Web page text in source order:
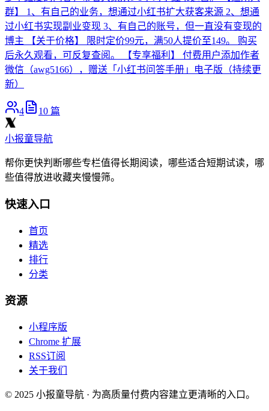
群】 1、有自己的业务，想通过小红书扩大获客来源 2、想通
过小红书实现副业变现 3、有自己的账号，但一直没有变现的
博主 【关于价格】 限时定价99元，满50人提价至149。 购买
后永久观看，可反复查阅。 【专享福利】 付费用户添加作者
微信（awg5166），赠送「小红书问答手册」电子版（持续更
新）
4 10 篇
小报童导航
帮你更快判断哪些专栏值得长期阅读，哪些适合短期试读，哪
些值得放进收藏夹慢慢筛。
快速入口
首页
精选
排行
分类
资源
小程序版
Chrome 扩展
RSS订阅
关于我们
© 2025 小报童导航 · 为高质量付费内容建立更清晰的入口。